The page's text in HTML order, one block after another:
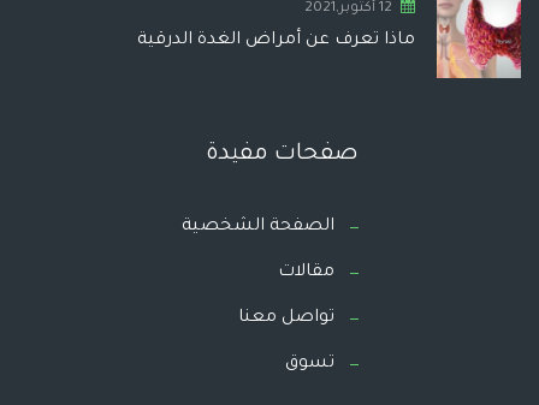
12 أكتوبر,2021
ماذا تعرف عن أمراض الغدة الدرقية
صفحات مفيدة
الصفحة الشخصية
مقالات
تواصل معنا
تسوق